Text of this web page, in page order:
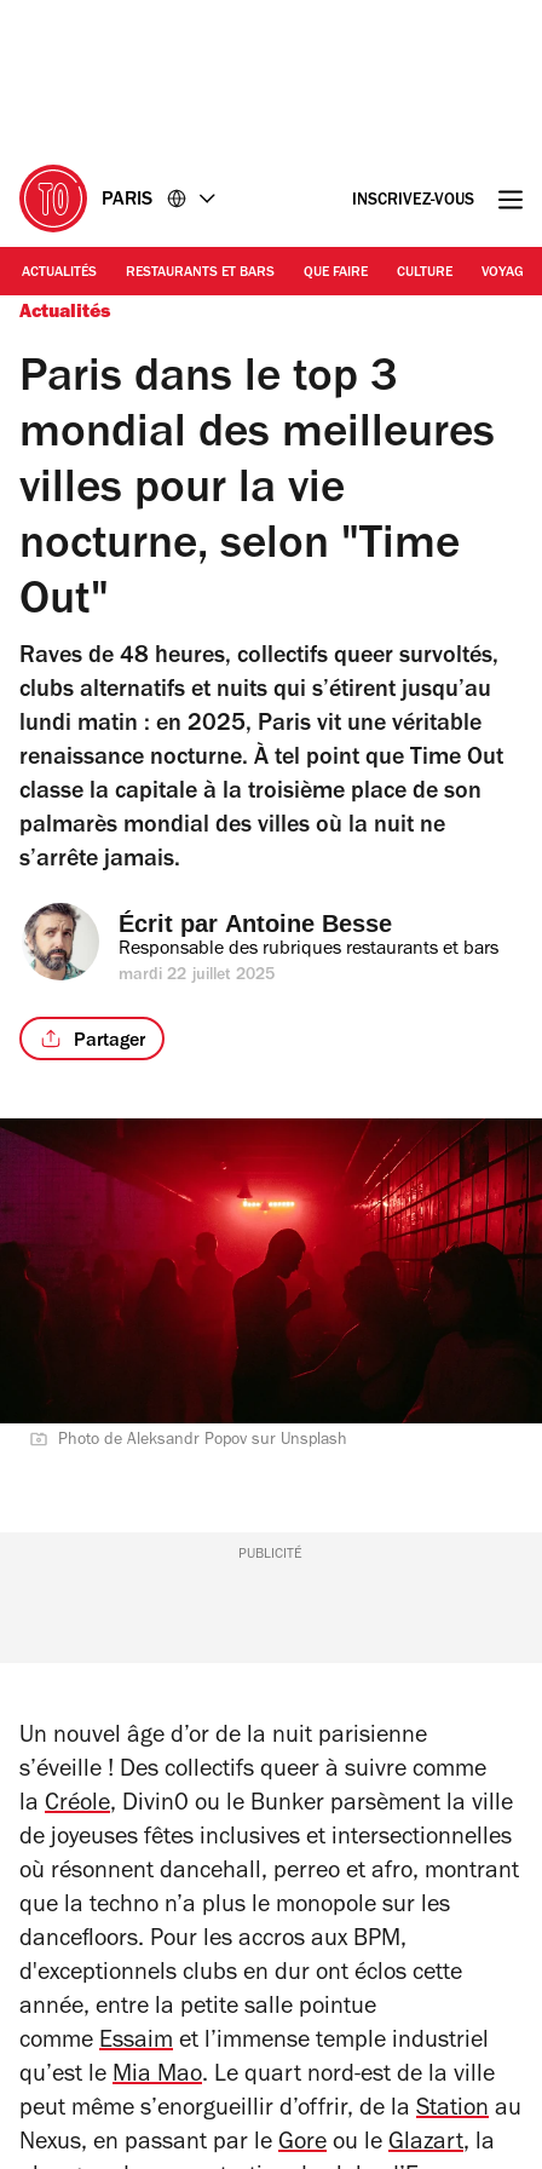
PARIS INSCRIVEZ-VOUS
ACTUALITÉS RESTAURANTS ET BARS QUE FAIRE CULTURE VOYAGE
Actualités
Paris dans le top 3
mondial des meilleures
villes pour la vie
nocturne, selon "Time
Out"
Raves de 48 heures, collectifs queer survoltés,
clubs alternatifs et nuits qui s’étirent jusqu’au
lundi matin : en 2025, Paris vit une véritable
renaissance nocturne. À tel point que Time Out
classe la capitale à la troisième place de son
palmarès mondial des villes où la nuit ne
s’arrête jamais.
Écrit par Antoine Besse
Responsable des rubriques restaurants et bars
mardi 22 juillet 2025
Partager
Photo de Aleksandr Popov sur Unsplash
PUBLICITÉ
Un nouvel âge d’or de la nuit parisienne
s’éveille ! Des collectifs queer à suivre comme
la Créole, Divin0 ou le Bunker parsèment la ville
de joyeuses fêtes inclusives et intersectionnelles
où résonnent dancehall, perreo et afro, montrant
que la techno n’a plus le monopole sur les
dancefloors. Pour les accros aux BPM,
d'exceptionnels clubs en dur ont éclos cette
année, entre la petite salle pointue
comme Essaim et l’immense temple industriel
qu’est le Mia Mao. Le quart nord-est de la ville
peut même s’enorgueillir d’offrir, de la Station au
Nexus, en passant par le Gore ou le Glazart, la